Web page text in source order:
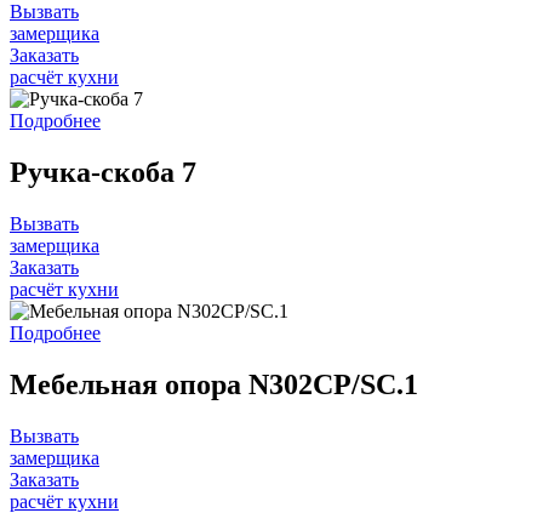
Вызвать
замерщика
Заказать
расчёт кухни
Подробнее
Ручка-скоба 7
Вызвать
замерщика
Заказать
расчёт кухни
Подробнее
Мебельная опора N302CP/SC.1
Вызвать
замерщика
Заказать
расчёт кухни